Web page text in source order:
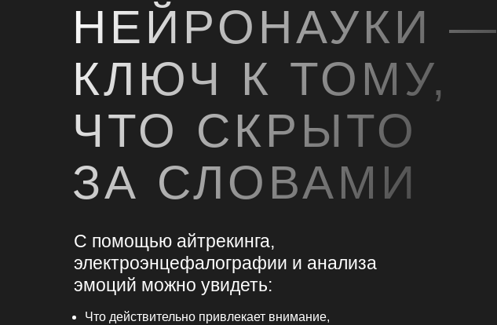
НЕЙРОНАУКИ —
КЛЮЧ К ТОМУ,
ЧТО СКРЫТО
ЗА СЛОВАМИ
С помощью айтрекинга,
электроэнцефалографии и анализа
эмоций можно увидеть:
Что действительно привлекает внимание,